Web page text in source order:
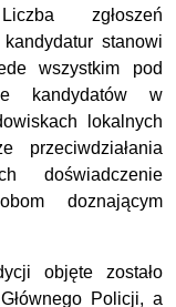
zgłoszeń
stanowi
wszystkim pod
kandydatów w
lokalnych
przeciwdziałania
doświadczenie
doznającym
objęte zostało
Policji, a